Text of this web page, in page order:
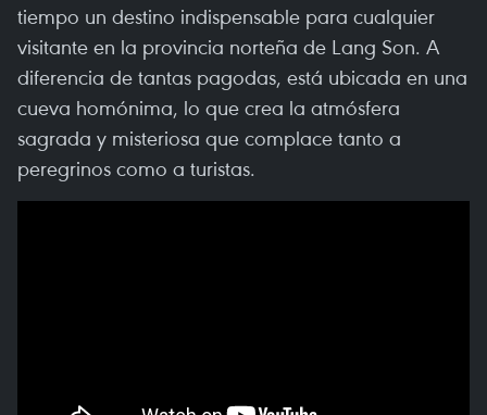
tiempo un destino indispensable para cualquier
visitante en la provincia norteña de Lang Son. A
diferencia de tantas pagodas, está ubicada en una
cueva homónima, lo que crea la atmósfera
sagrada y misteriosa que complace tanto a
peregrinos como a turistas.